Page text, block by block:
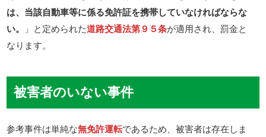
は、当該自動車等に係る免許証を携帯していなければならな
い。
」と定められた道路交通法第９５条が適用され、罰金と
なります。
被害者のいない事件
参考事件は単純な無免許運転であるため、被害者は存在しま